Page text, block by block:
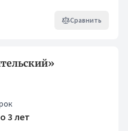
Сравнить
3 лет